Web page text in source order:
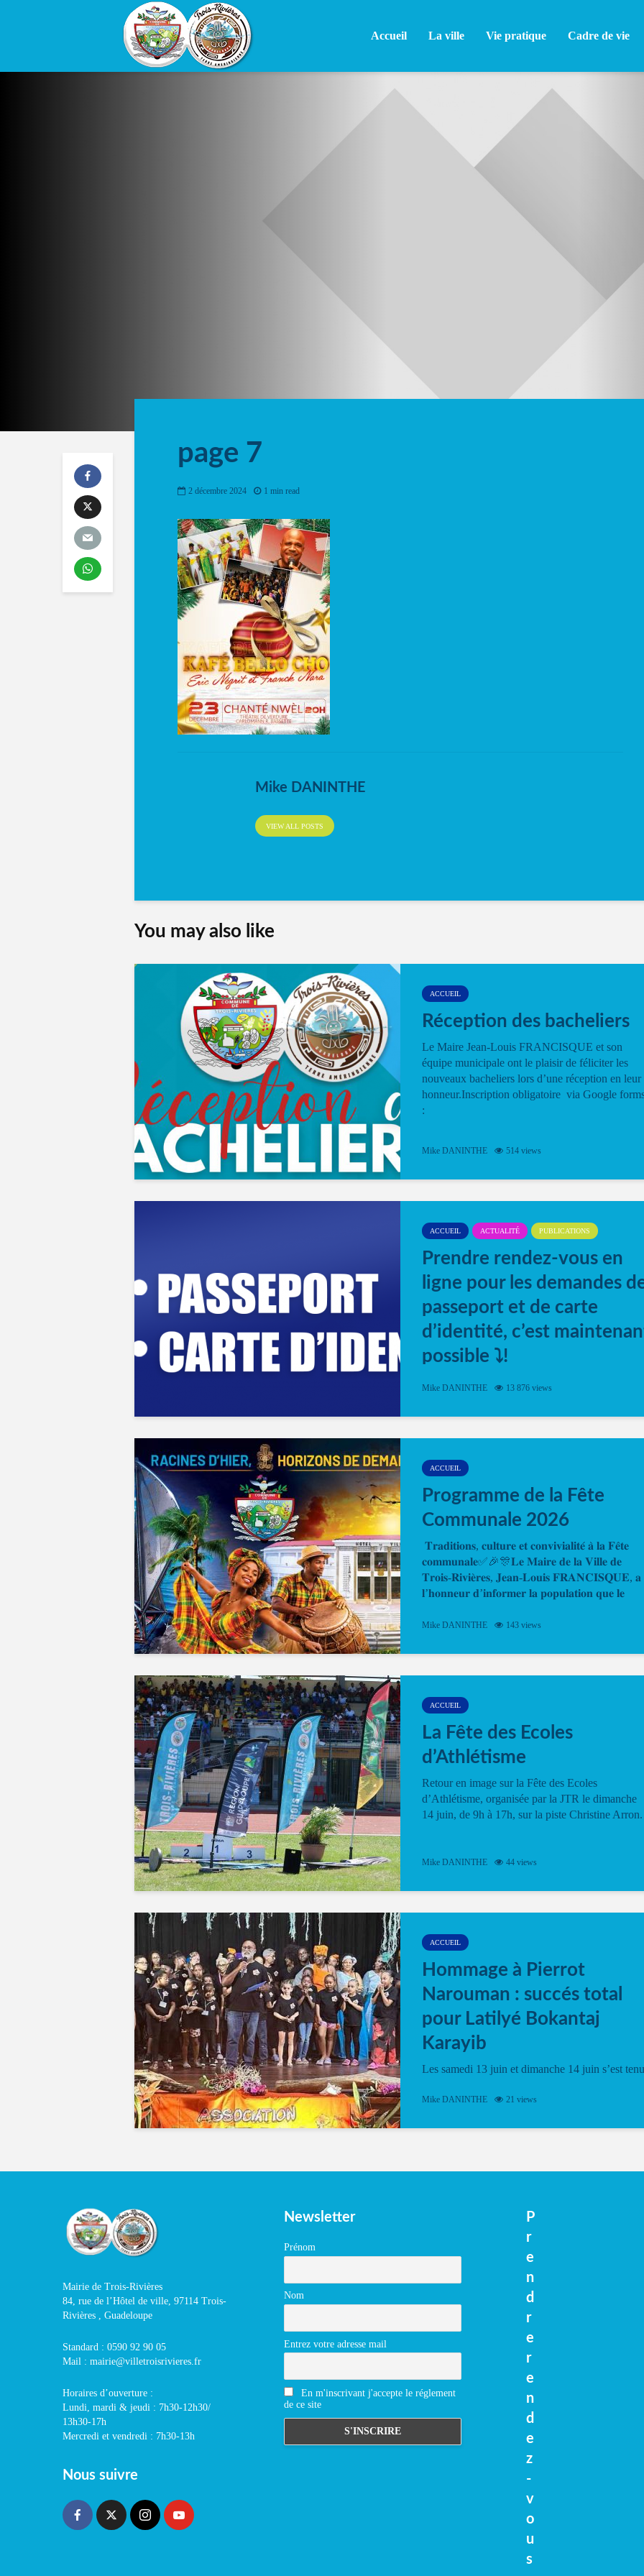
Accueil La ville Vie pratique Cadre de vie
page 7
2 décembre 2024 1 min read
Mike DANINTHE
VIEW ALL POSTS
You may also like
ACCUEIL
Réception des bacheliers
Le Maire Jean-Louis FRANCISQUE et son
équipe municipale ont le plaisir de féliciter les
nouveaux bacheliers lors d’une réception en leur
honneur.Inscription obligatoire via Google
:
Mike DANINTHE 514 views
ACCUEIL ACTUALITÉ PUBLICATIONS
Prendre rendez-vous en
ligne pour les demandes
passeport et de carte
d’identité, c’est
possible ⤵️!
Désormais, il est possible de prendre rendez-
Mike DANINTHE 13 876 views
ACCUEIL
Programme de la Fête
Communale 2026
𝐓𝐫𝐚𝐝𝐢𝐭𝐢𝐨𝐧𝐬, 𝐜𝐮𝐥𝐭𝐮𝐫𝐞 𝐞𝐭 𝐜𝐨𝐧𝐯𝐢𝐯𝐢𝐚𝐥𝐢𝐭𝐞́ 𝐚̀ 𝐥𝐚 𝐅𝐞̂𝐭𝐞
𝐜𝐨𝐦𝐦𝐮𝐧𝐚𝐥𝐞✅🎉🎊𝐋𝐞 𝐌𝐚𝐢𝐫𝐞 𝐝𝐞 𝐥𝐚 𝐕𝐢𝐥𝐥𝐞 𝐝𝐞
𝐓𝐫𝐨𝐢𝐬-𝐑𝐢𝐯𝐢𝐞̀𝐫𝐞𝐬, 𝐉𝐞𝐚𝐧-𝐋𝐨𝐮𝐢𝐬 𝐅𝐑𝐀𝐍𝐂𝐈𝐒𝐐𝐔𝐄, 𝐚
𝐥’𝐡𝐨𝐧𝐧𝐞𝐮𝐫 𝐝’𝐢𝐧𝐟𝐨𝐫𝐦𝐞𝐫 𝐥𝐚 𝐩𝐨𝐩𝐮𝐥𝐚𝐭𝐢𝐨𝐧 𝐪𝐮𝐞 𝐥𝐞
Mike DANINTHE 143 views
ACCUEIL
La Fête des Ecoles
d’Athlétisme
Retour en image sur la Fête des Ecoles
d’Athlétisme, organisée par la JTR le dimanche
14 juin, de 9h à 17h, sur la piste Christine Arron.
Mike DANINTHE 44 views
ACCUEIL
Hommage à Pierrot
Narouman : succés total
pour Latilyé Bokantaj
Karayib
Les samedi 13 juin et dimanche 14 juin s’est tenu
vibrant à Pierrot Narouman, organisé par
spectacle de fin d’année, présenté à la salle...
Mike DANINTHE 21 views
Mairie de Trois-Rivières
84, rue de l’Hôtel de ville, 97114 Trois-
Rivières , Guadeloupe
Standard : 0590 92 90 05
Mail : mairie@villetroisrivieres.fr
Horaires d’ouverture :
Lundi, mardi & jeudi : 7h30-12h30/
13h30-17h
Mercredi et vendredi : 7h30-13h
Nous suivre
Newsletter
Prénom
Nom
Entrez votre adresse mail
En m'inscrivant j'accepte le réglement
de ce site
P
r
e
n
d
r
e
r
e
n
d
e
z
-
v
o
u
s